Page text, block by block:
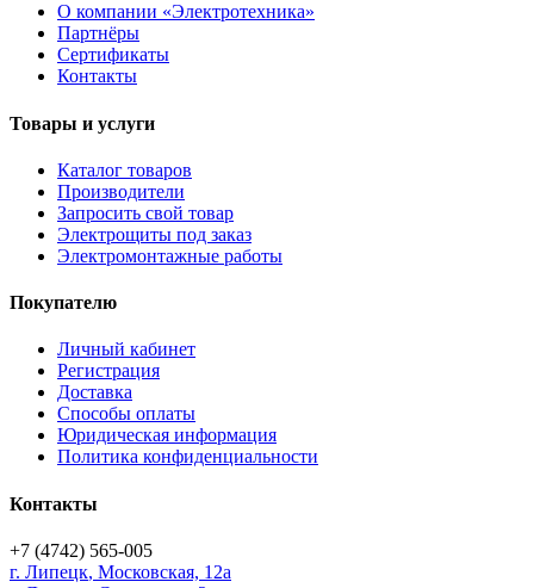
О компании «Электротехника»
Партнёры
Сертификаты
Контакты
Товары и услуги
Каталог товаров
Производители
Запросить свой товар
Электрощиты под заказ
Электромонтажные работы
Покупателю
Личный кабинет
Регистрация
Доставка
Способы оплаты
Юридическая информация
Политика конфиденциальности
Контакты
+7 (4742) 565-005
г. Липецк, Московская, 12а